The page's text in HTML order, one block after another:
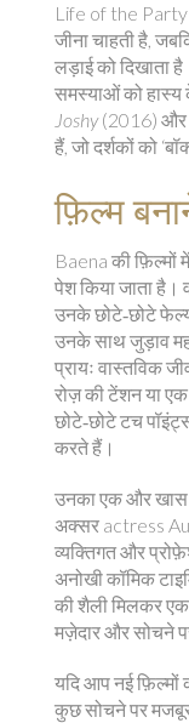
Life of the Party
जीना चाहती है,
लड़ाई को दिखाता
समस्याओं को हास्य
Joshy(2016) और
हैं, जो दर्शकों को
फ़िल्म
Baena की
पेश किया जाता है।
उनके छोटे‑छोटे
उनके साथ जुड़ाव
प्रायः वास्तविक
रोज़ की टेंशन या
छोटे‑छोटे टच
करते हैं।
उनका एक और खास
अक्सर actress
व्यक्तिगत और
अनोखी कॉमिक
की शैली मिलकर
मज़ेदार और सोचने
यदि आप नई
कुछ सोचने पर